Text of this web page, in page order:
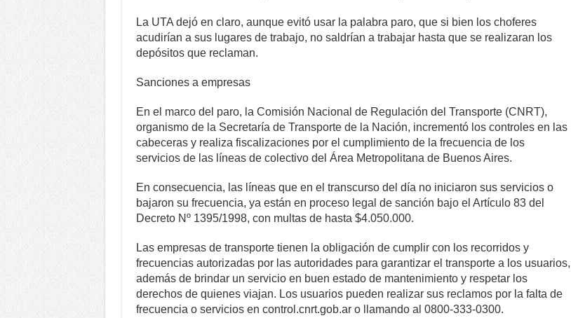
La UTA dejó en claro, aunque evitó usar la palabra paro, que si bien los choferes
acudirían a sus lugares de trabajo, no saldrían a trabajar hasta que se realizaran los
depósitos que reclaman.
Sanciones a empresas
En el marco del paro, la Comisión Nacional de Regulación del Transporte (CNRT),
organismo de la Secretaría de Transporte de la Nación, incrementó los controles en las
cabeceras y realiza fiscalizaciones por el cumplimiento de la frecuencia de los
servicios de las líneas de colectivo del Área Metropolitana de Buenos Aires.
En consecuencia, las líneas que en el transcurso del día no iniciaron sus servicios o
bajaron su frecuencia, ya están en proceso legal de sanción bajo el Artículo 83 del
Decreto Nº 1395/1998, con multas de hasta $4.050.000.
Las empresas de transporte tienen la obligación de cumplir con los recorridos y
frecuencias autorizadas por las autoridades para garantizar el transporte a los usuarios,
además de brindar un servicio en buen estado de mantenimiento y respetar los
derechos de quienes viajan. Los usuarios pueden realizar sus reclamos por la falta de
frecuencia o servicios en control.cnrt.gob.ar o llamando al 0800-333-0300.